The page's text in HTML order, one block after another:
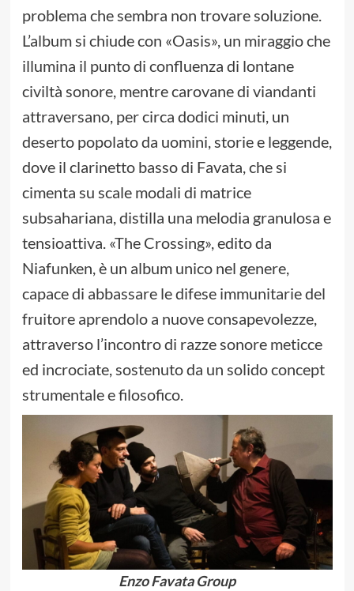
problema che sembra non trovare soluzione.
L’album si chiude con «Oasis», un miraggio che
illumina il punto di confluenza di lontane
civiltà sonore, mentre carovane di viandanti
attraversano, per circa dodici minuti, un
deserto popolato da uomini, storie e leggende,
dove il clarinetto basso di Favata, che si
cimenta su scale modali di matrice
subsahariana, distilla una melodia granulosa e
tensioattiva. «The Crossing», edito da
Niafunken, è un album unico nel genere,
capace di abbassare le difese immunitarie del
fruitore aprendolo a nuove consapevolezze,
attraverso l’incontro di razze sonore meticce
ed incrociate, sostenuto da un solido concept
strumentale e filosofico.
Enzo Favata Group